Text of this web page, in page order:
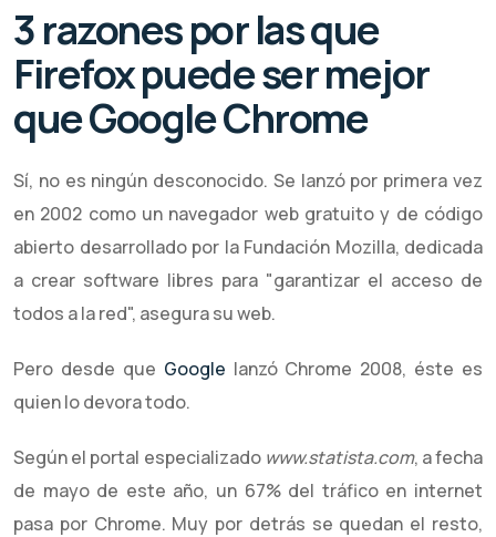
3 razones por las que
Firefox puede ser mejor
que Google Chrome
Sí, no es ningún desconocido. Se lanzó por primera vez
en 2002 como un navegador web gratuito y de código
abierto desarrollado por la Fundación Mozilla, dedicada
a crear software libres para "garantizar el acceso de
todos a la red", asegura su web.
Pero desde que Google lanzó Chrome 2008, éste es
quien lo devora todo.
Según el portal especializado www.statista.com, a fecha
de mayo de este año, un 67% del tráfico en internet
pasa por Chrome. Muy por detrás se quedan el resto,